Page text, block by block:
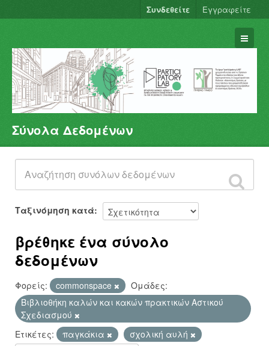
Συνδεθείτε Εγγραφείτε
Σύνολα Δεδομένων
Φορείς
Ομάδες
Σχετικά
Σύνολα Δεδομένων
Ταξινόμηση κατά
βρέθηκε ένα σύνολο
δεδομένων
Φορείς: commonspace
Ομάδες:
Βιβλιοθήκη καλών και κακών πρακτικών Αστικού
Σχεδιασμού
Ετικέτες:
παγκάκια
σχολική αυλή